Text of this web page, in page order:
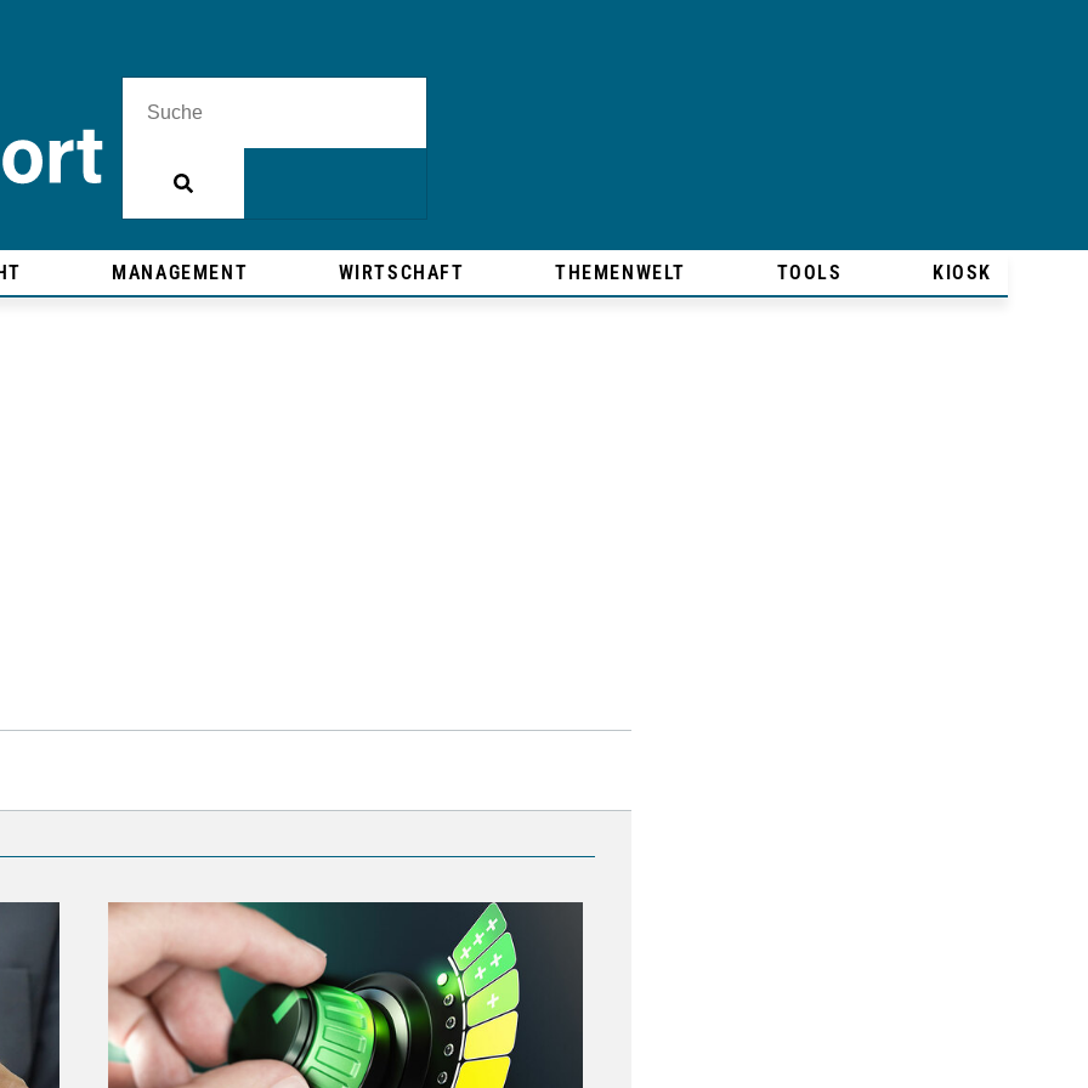
MANAGEMENT WIRTSCHAFT THEMENWELT TOOLS KIOSK